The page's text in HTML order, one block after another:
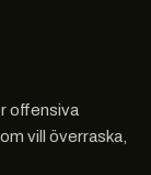
offensiva
vill överraska,